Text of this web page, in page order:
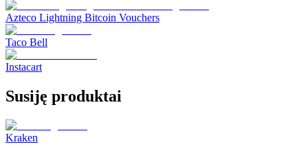
Azteco Lightning Bitcoin Vouchers
Taco Bell
Instacart
Susiję produktai
Kraken